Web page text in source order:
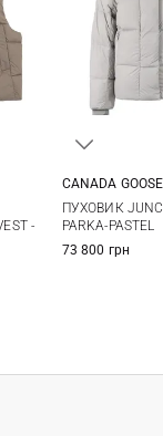
-
XL
CANADA GOOSE
ПУХОВИК
PARKA-PASTEL
73 800 грн